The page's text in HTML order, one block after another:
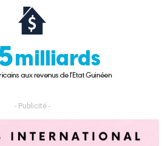
- Publicité -